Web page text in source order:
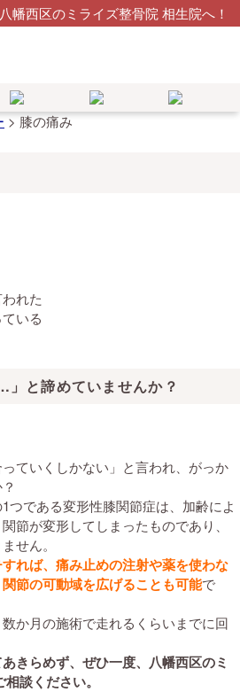
幡西区のミライズ整骨院 相生院へ！
> 膝の痛み
れた
いる
と諦めていませんか？
ていくしかない」と言われ、がっか
つである変形性膝関節症は、加齢によ
節が変形してしまったものであり、
せん。
れば、痛み止めの注射や薬を使わな
節の可動域を広げることも可能で
か月の施術で走れるくらいまでに回
きらめず、ぜひ一度、八幡西区のミ
談ください。